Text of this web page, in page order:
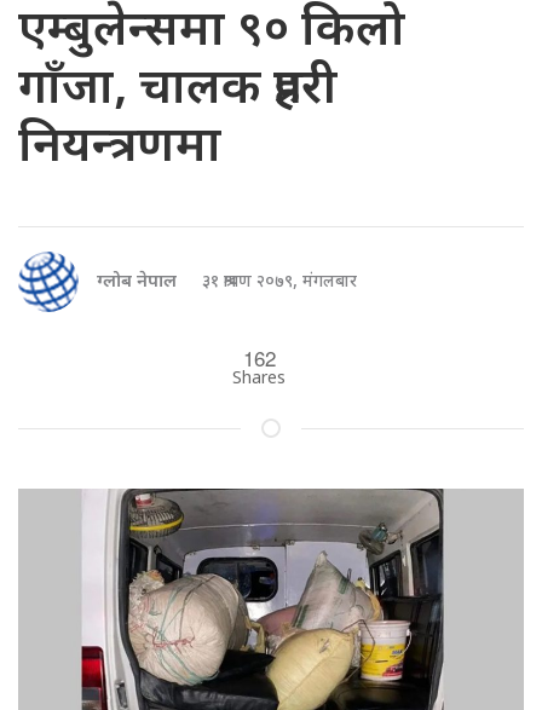
एम्बुलेन्समा ९० किलो
गाँजा, चालक प्रहरी
नियन्त्रणमा
ग्लोब नेपाल ३१ श्रावण २०७९, मंगलबार
162
Shares